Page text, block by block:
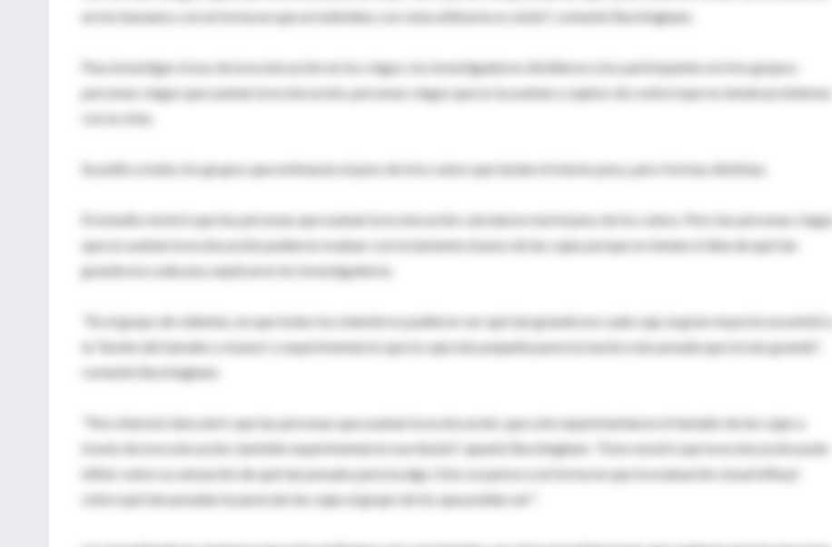
en los humanos con la forma en que un individuo con vista utilizaría su visión", comentó Buckingham.
Para investigar el uso de la ecolocación en los ciegos, los investigadores dividieron a los participantes en tres grupos:
personas ciegas que usaban la ecolocación, personas ciegas que no la usaban y sujetos de control que no tenían problemas
con la vista.
Se pidió a todos los grupos que estimaran el peso de tres cubos que tenían el mismo peso, pero formas distintas.
El estudio mostró que las personas que usaban la ecolocación calcularon mal el peso de los cubos. Pero las personas ciegas
que no usaban la ecolocación pudieron evaluar correctamente el peso de las cajas porque no tenían ni idea de qué tan
grande era cada una, explicaron los investigadores.
"En el grupo de videntes, en que todos los miembros pudieron ver qué tan grande era cada caja, la gran mayoría sucumbió a
la 'ilusión del tamaño y el peso' y experimentaron que la caja más pequeña parecía mucho más pesada que la más grande",
comentó Buckingham.
"Nos interesó descubrir que las personas que usaban la ecolocación, que solo experimentaron el tamaño de las cajas a
través de la ecolocación, también experimentaron esa ilusión", apuntó Buckingham. "Esto mostró que la ecolocación pudo
influir sobre su sensación de qué tan pesado parecía algo. Esto se parece a la forma en que la evaluación visual influyó
sobre qué tan pesadas le parecían las cajas al grupo de los que podían ver".